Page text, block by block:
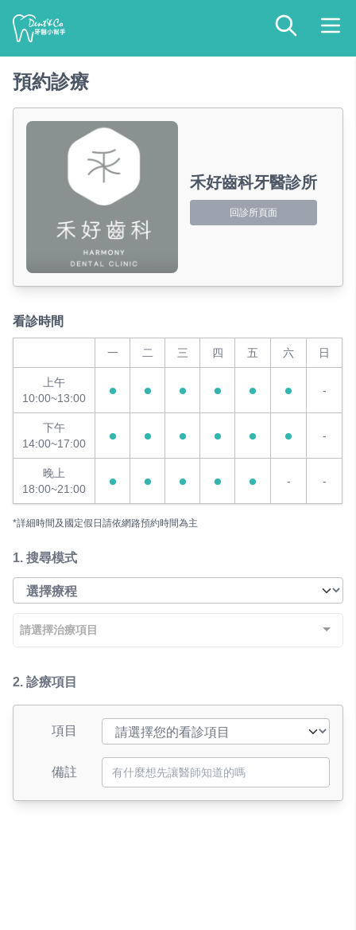
預約診療
禾好齒科牙醫診所
回診所頁面
看診時間
一 二 三 四 五 六 日
上午
10:00~13:00
-
下午
14:00~17:00
-
晚上
18:00~21:00
- -
*詳細時間及國定假日請依網路預約時間為主
1. 搜尋模式
請選擇治療項目
2. 診療項目
項目
備註